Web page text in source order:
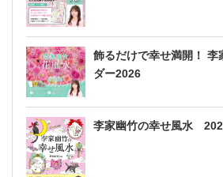
飾るだけで幸せ満開！ 李
ダー2026
李家幽竹の幸せ風水